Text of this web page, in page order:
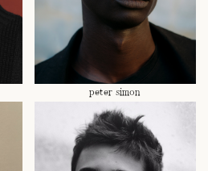
peter simon